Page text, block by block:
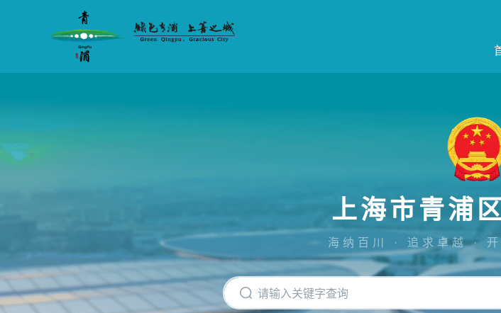
网
主
要
内
上海市青浦
海纳百川 · 追求卓越 ·